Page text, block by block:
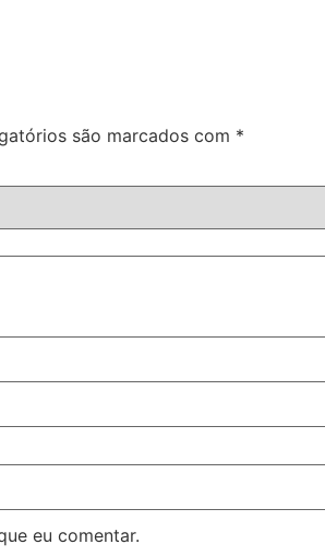
são marcados com *
eu comentar.